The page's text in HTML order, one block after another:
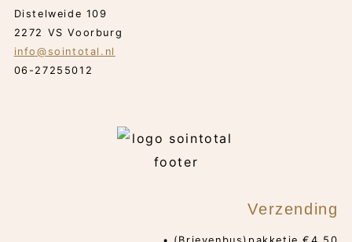
Distelweide 109
2272 VS Voorburg
info@sointotal.nl
06-27255012
Verzending